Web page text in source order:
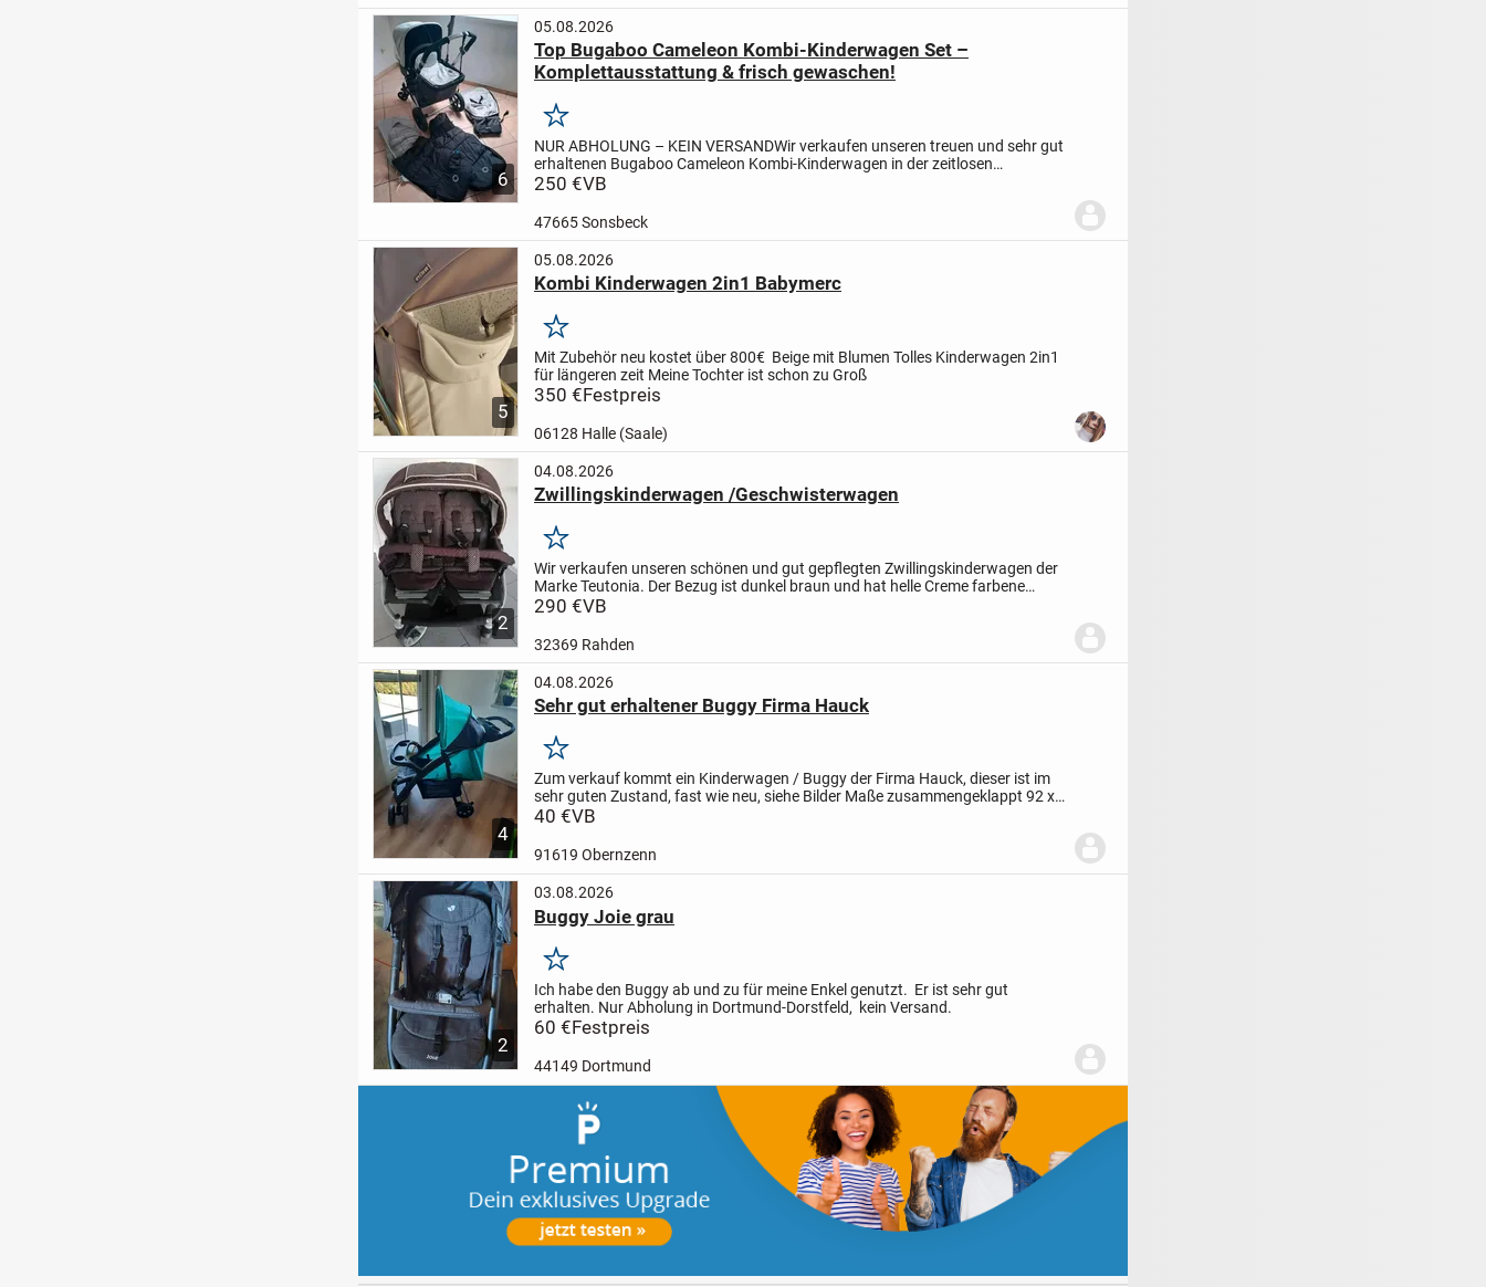
6
05.08.2026
Top Bugaboo Cameleon Kombi-Kinderwagen Set –
Komplettausstattung & frisch gewaschen!
Merken
NUR ABHOLUNG – KEIN VERSANDWir verkaufen unseren treuen und sehr gut
erhaltenen Bugaboo Cameleon Kombi-Kinderwagen in der zeitlosen
Farbkombination Schwarz/Grau.
250 €VB
47665 Sonsbeck
5
05.08.2026
Kombi Kinderwagen 2in1 Babymerc
Merken
Mit Zubehör neu kostet über 800€ Beige mit Blumen Tolles Kinderwagen 2in1
für längeren zeit Meine Tochter ist schon zu Groß
350 €Festpreis
06128 Halle (Saale)
2
04.08.2026
Zwillingskinderwagen /Geschwisterwagen
Merken
Wir verkaufen unseren schönen und gut gepflegten Zwillingskinderwagen der
Marke Teutonia. Der Bezug ist dunkel braun und hat helle Creme farbene
punkte.Wir haben ihn sowohl im Haus als auch draußen...
290 €VB
32369 Rahden
4
04.08.2026
Sehr gut erhaltener Buggy Firma Hauck
Merken
Zum verkauf kommt ein Kinderwagen / Buggy der Firma Hauck, dieser ist im
sehr guten Zustand, fast wie neu, siehe Bilder Maße zusammengeklappt 92 x
54 x 38 cm
40 €VB
91619 Obernzenn
2
03.08.2026
Buggy Joie grau
Merken
Ich habe den Buggy ab und zu für meine Enkel genutzt. Er ist sehr gut
erhalten. Nur Abholung in Dortmund-Dorstfeld, kein Versand.
60 €Festpreis
44149 Dortmund